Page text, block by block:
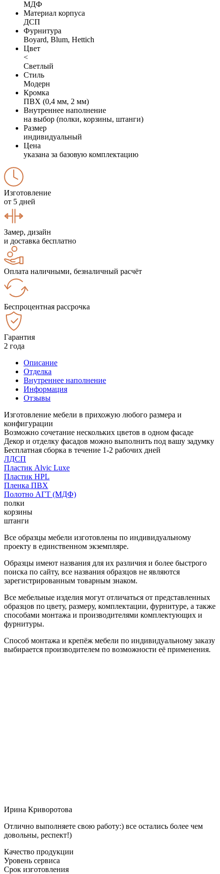
МДФ
Материал корпуса
ДСП
Фурнитура
Boyard, Blum, Hettich
Цвет
<
Светлый
Стиль
Модерн
Кромка
ПВХ (0,4 мм, 2 мм)
Внутреннее наполнение
на выбор (полки, корзины, штанги)
Размер
индивидуальный
Цена
указана за базовую комплектацию
Изготовление
от 5 дней
Замер, дизайн
и доставка бесплатно
Оплата наличными, безналичный расчёт
Беспроцентная рассрочка
Гарантия
2 года
Описание
Отделка
Внутреннее наполнение
Информация
Отзывы
Изготовление мебели в прихожую любого размера и
конфигурации
Возможно сочетание нескольких цветов в одном фасаде
Декор и отделку фасадов можно выполнить под вашу задумку
Бесплатная сборка в течение 1-2 рабочих дней
ЛДСП
Пластик Alvic Luxe
Пластик HPL
Пленка ПВХ
Полотно АГТ (МДФ)
полки
корзины
штанги
Все образцы мебели изготовлены по индивидуальному
проекту в единственном экземпляре.
Образцы имеют названия для их различия и более быстрого
поиска по сайту, все названия образцов не являются
зарегистрированным товарным знаком.
Все мебельные изделия могут отличаться от представленных
образцов по цвету, размеру, комплектации, фурнитуре, а также
способами монтажа и производителями комплектующих и
фурнитуры.
Способ монтажа и крепёж мебели по индивидуальному заказу
выбирается производителем по возможности её применения.
Ирина Криворотова
Отлично выполняете свою работу:) все остались более чем
довольны, респект!)
Качество продукции
Уровень сервиса
Срок изготовления